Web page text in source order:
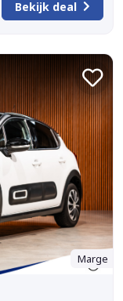
Bekijk deal
Marge